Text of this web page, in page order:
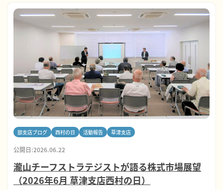
部支店ブログ 西村の日 活動報告 草津支店
公開日:2026.06.22
瀧山チーフストラテジストが語る株式市場展望
（2026年6月 草津支店西村の日）